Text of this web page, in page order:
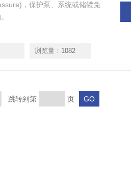
，保护泵、系统或储罐免
浏览量： 1082
跳转到第 页